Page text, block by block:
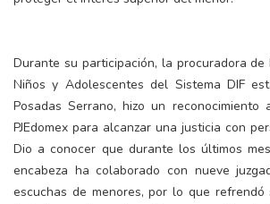
Durante su participación, la procuradora de
Niños y Adolescentes del Sistema DIF
Posadas Serrano, hizo un
PJEdomex para alcanzar una justicia con
Dio a conocer que durante los últimos
encabeza ha colaborado con nueve
escuchas de menores, por lo que refrendó